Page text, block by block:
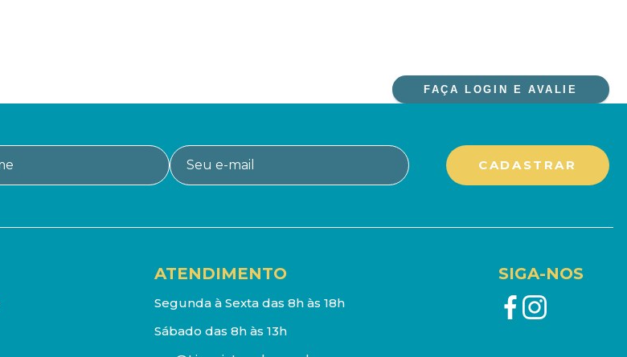
FAÇA LOGIN E AVALIE
ATENDIMENTO
Segunda à Sexta das 8h às 18h
Sábado das 8h às 13h
SIGA-NOS